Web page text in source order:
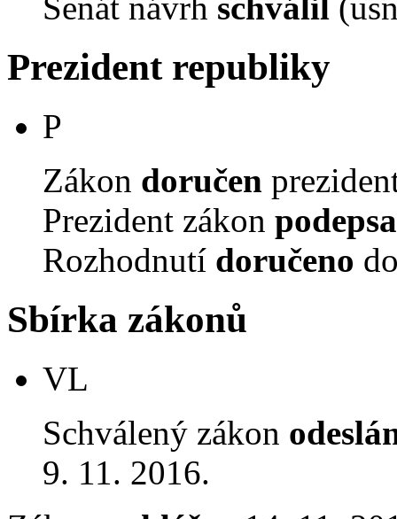
Senát návrh schválil
Prezident republiky
P
Zákon doručen
Prezident zákon
Rozhodnutí doručeno
Sbírka zákonů
VL
Schválený zákon
9. 11. 2016.